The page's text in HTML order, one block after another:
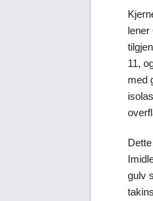
lener
11,
med
gulv